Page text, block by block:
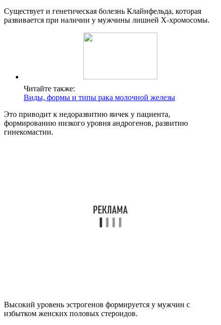
Существует и генетическая болезнь Клайнфельда, которая
развивается при наличии у мужчины лишней Х-хромосомы.
Читайте также:
Виды, формы и типы рака молочной железы
Это приводит к недоразвитию яичек у пациента,
формированию низкого уровня андрогенов, развитию
гинекомастии.
Высокий уровень эстрогенов формируется у мужчин с
избытком женских половых стероидов.